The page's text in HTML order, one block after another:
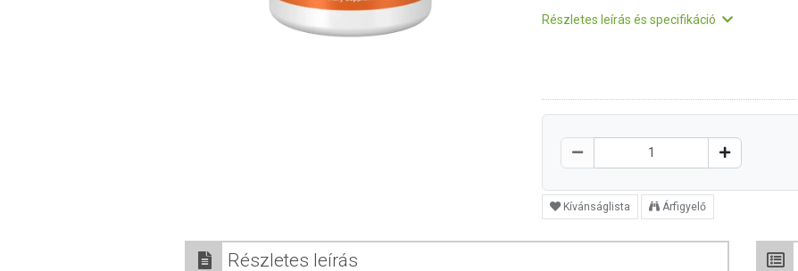
Részletes leírás és specifikáció
Kívánságlista Árfigyelő
Részletes leírás